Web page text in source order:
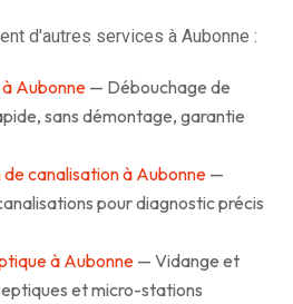
d'autres services à Aubonne :
Aubonne — Débouchage de
sans démontage, garantie
canalisation à Aubonne —
pour diagnostic précis
à Aubonne — Vidange et
et micro-stations